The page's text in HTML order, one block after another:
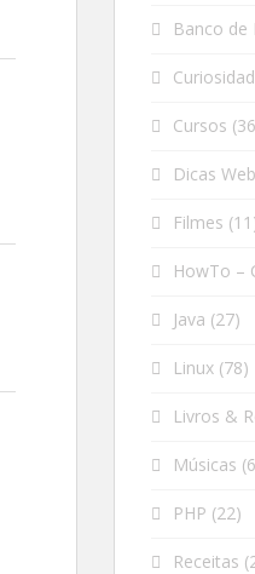
Banco de
Cursos
Dicas Web
Filmes
HowTo –
Java (27)
Linux (78)
Livros &
Músicas
PHP (22)
Receitas